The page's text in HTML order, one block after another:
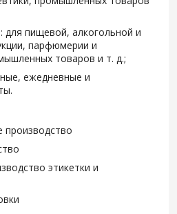
для пищевой, алкогольной и
парфюмерии и
товаров и т. д.;
ежедневные и
этикетки и